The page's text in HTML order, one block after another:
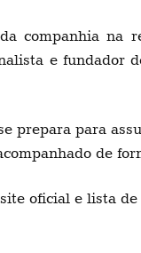
companhia na
e
para
de
oficial e lista